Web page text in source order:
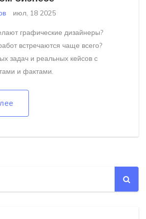
июл, 18 2025
графические дизайнеры?
встречаются чаще всего?
задач и реальных кейсов с
и фактами.